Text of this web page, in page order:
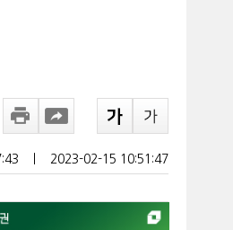
2023-02-15 10:51:47